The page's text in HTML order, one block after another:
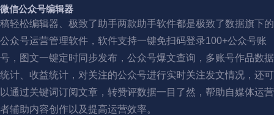
微信公众号编辑器
稿轻松编辑器、极致了助手两款助手软件都是极致了数据旗下的
公众号运营管理软件，软件支持一键免扫码登录100+公众号账
号，图文一键定时同步发布，公众号爆文查询，多账号作品数据
统计、收益统计，对关注的公众号进行实时关注发文情况，还可
以通过关键词订阅文章，转赞评数据一目了然，帮助自媒体运营
者辅助内容创作以及提高运营效率。